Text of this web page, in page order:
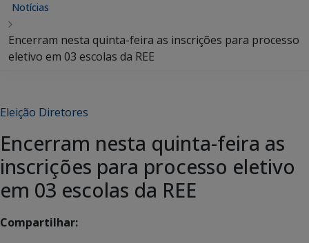
Notícias
Encerram nesta quinta-feira as inscrições para processo
eletivo em 03 escolas da REE
Eleição Diretores
Encerram nesta quinta-feira as
inscrições para processo eletivo
em 03 escolas da REE
Compartilhar: